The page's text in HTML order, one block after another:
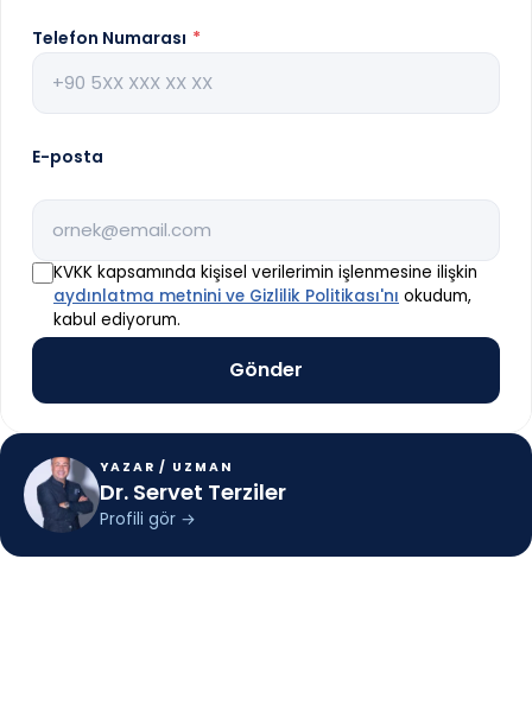
Telefon Numarası *
E-posta
KVKK kapsamında kişisel verilerimin işlenmesine ilişkin
aydınlatma metnini ve Gizlilik Politikası'nı okudum,
kabul ediyorum.
YAZAR / UZMAN
Dr. Servet Terziler
Profili gör →